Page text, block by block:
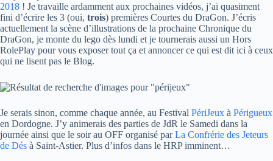
2018 ! Je travaille ardamment aux prochaines vidéos, j’ai quasiment
fini d’écrire les 3 (oui, trois) premières Courtes du DraGon. J’écris
actuellement la scène d’illustrations de la prochaine Chronique du
DraGon, je monte du lego dès lundi et je tournerais aussi un Hors
RolePlay pour vous exposer tout ça et annoncer ce qui est dit ici à ceux
qui ne lisent pas le Blog.
Je serais sinon, comme chaque année, au Festival PériJeux à Périgueux
en Dordogne. J’y animerais des parties de JdR le Samedi dans la
journée ainsi que le soir au OFF organisé parLa Confrérie des Jeteurs
de Dés à Saint-Astier. Plus d’infos dans le HRP imminent…